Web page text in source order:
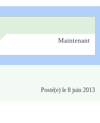
Maintenant
Posté(e) le 8 juin 2013